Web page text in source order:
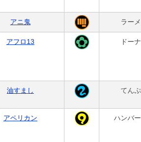
アニ鬼 ラー
アフロ13 ドー
油すまし てん
アペリカン ハンバ